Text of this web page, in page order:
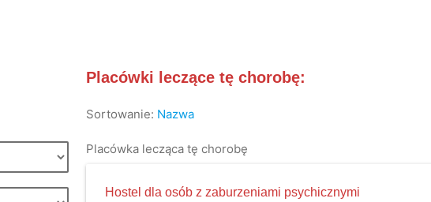
Placówki leczące tę chorobę:
Sortowanie: Nazwa
Placówka lecząca tę chorobę
Hostel dla osób z zaburzeniami psychicznymi